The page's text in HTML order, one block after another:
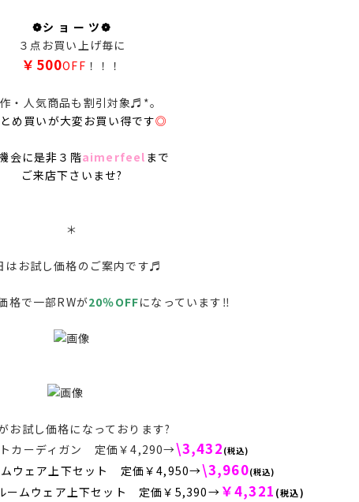
❁シ ョ ー ツ❁
３点お買い上げ毎に
￥500OFF ！！！
・人気商品も割引対象♬*｡
め買いが大変お買い得です◎
会に是非３階aimerfeel まで
ご来店下さいませ?
＊
はお試し価格のご案内です♬
格で一部RWが20％OFFになっています‼
お試し価格になっております?
カーディガン 定価￥4,290→\3,432 (税込)
ウェア上下セット 定価￥4,950→\3,960(税込)
ームウェア上下セット 定価￥5,390→ ￥4,321 (税込)